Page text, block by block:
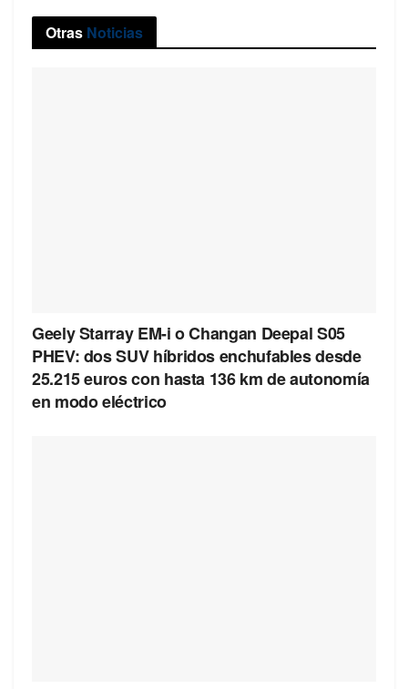
Otras Noticias
Geely Starray EM-i o Changan Deepal S05
PHEV: dos SUV híbridos enchufables desde
25.215 euros con hasta 136 km de autonomía
en modo eléctrico